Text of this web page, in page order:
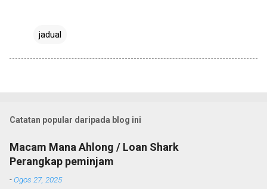
jadual
Catatan popular daripada blog ini
Macam Mana Ahlong / Loan Shark
Perangkap peminjam
-Ogos 27, 2025